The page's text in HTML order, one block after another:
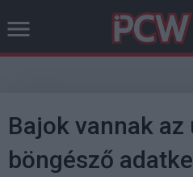
Bajok vannak az
böngésző